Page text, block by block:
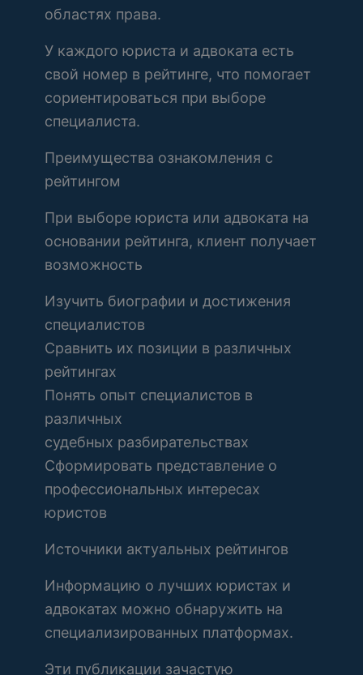
областях права.
У каждого юриста и адвоката есть
свой номер в рейтинге, что помогает
сориентироваться при выборе
специалиста.
Преимущества ознакомления с
рейтингом
При выборе юриста или адвоката на
основании рейтинга, клиент получает
возможность
Изучить биографии и достижения
специалистов
Сравнить их позиции в различных
рейтингах
Понять опыт специалистов в
различных
судебных разбирательствах
Сформировать представление о
профессиональных интересах
юристов
Источники актуальных рейтингов
Информацию о лучших юристах и
адвокатах можно обнаружить на
специализированных платформах.
Эти публикации зачастую